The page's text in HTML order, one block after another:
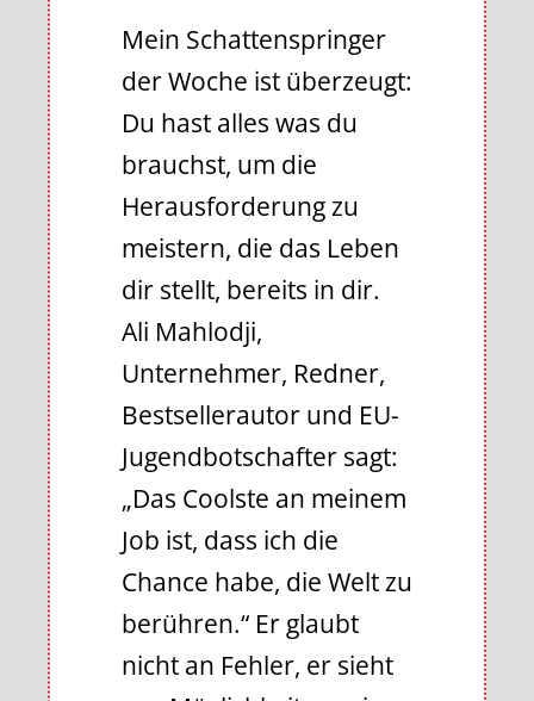
Mein Schattenspringer
der Woche ist überzeugt:
Du hast alles was du
brauchst, um die
Herausforderung zu
meistern, die das Leben
dir stellt, bereits in dir.
Ali Mahlodji,
Unternehmer, Redner,
Bestsellerautor und EU-
Jugendbotschafter sagt:
„Das Coolste an meinem
Job ist, dass ich die
Chance habe, die Welt zu
berühren.“ Er glaubt
nicht an Fehler, er sieht